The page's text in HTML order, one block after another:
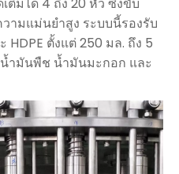
ติมได้ 4 ถึง 20 หัว ซึ่งขับ
ามแม่นยำสูง ระบบนี้รองรับ
ตั้งแต่ 250 มล. ถึง 5
ำมันพืช น้ำมันมะกอก และ